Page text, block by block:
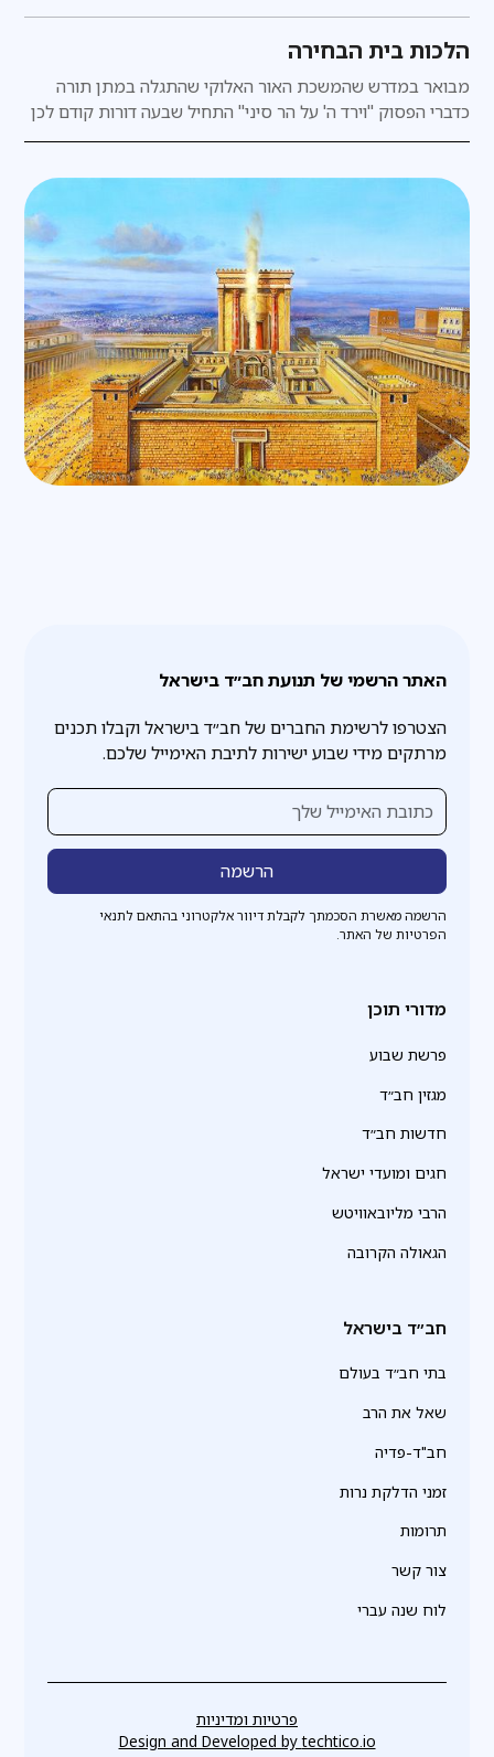
הלכות בית הבחירה
מבואר במדרש שהמשכת האור האלוקי שהתגלה במתן תורה
כדברי הפסוק "וירד ה' על הר סיני" התחיל שבעה דורות קודם לכן
האתר הרשמי של תנועת חב״ד בישראל
הצטרפו לרשימת החברים של חב״ד בישראל וקבלו תכנים
מרתקים מידי שבוע ישירות לתיבת האימייל שלכם.
הרשמה מאשרת הסכמתך לקבלת דיוור אלקטרוני בהתאם לתנאי
הפרטיות של האתר.
מדורי תוכן
פרשת שבוע
מגזין חב״ד
חדשות חב״ד
חגים ומועדי ישראל
הרבי מליובאוויטש
הגאולה הקרובה
חב״ד בישראל
בתי חב״ד בעולם
שאל את הרב
חב"ד-פדיה
זמני הדלקת נרות
תרומות
צור קשר
לוח שנה עברי
פרטיות ומדיניות
Design and Developed bytechtico.io